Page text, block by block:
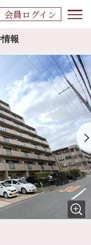
会員ログイン
報